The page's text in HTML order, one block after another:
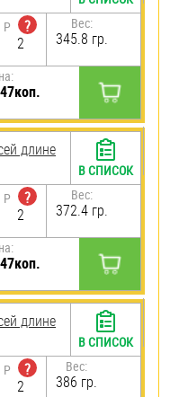
P
?
2
Вес:
345.8 гр.
длине
P
?
2
Вес:
372.4 гр.
В СПИСОК
длине
P
?
2
Вес:
386 гр.
В СПИСОК